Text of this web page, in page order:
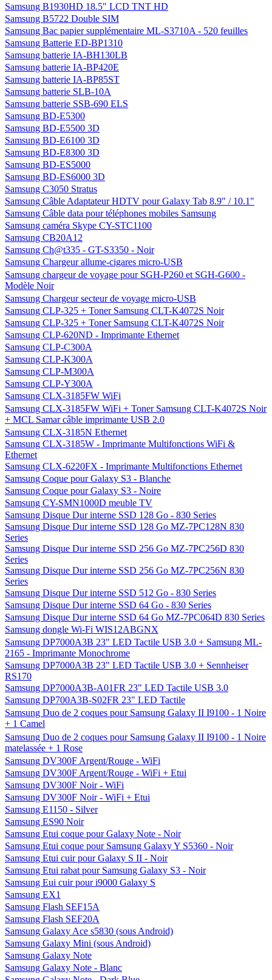
Muvit Sticker Carbone pour Samsung I9100
Muvit Sticker Drapeau pour Samsung I9100 - I Love Ibiza
Muvit Sticker Drapeau pour Samsung I9100 - I Love London
Muvit Sticker Drapeau pour Samsung I9100 - I Love New-York
Muvit Sticker Drapeau pour Samsung I9100 - I Love Paris
Muvit Sticker Drapeau pour Samsung I9100 - I Love Tokyo
Muvit Sticker Drapeau pour Samsung I9100 - United Kingdom
Muvit Sticker Drapeau pour Samsung I9100 - USA
QDOS Coque Cubic pour Samsung Galaxy II I9100
QDOS Coque Steel 4 pour Samsung Galaxy S II
Samsung 305U1A 11,6" LED
Samsung 305U1A 11,6" LED + Office Famille et Etudiant 2010 1
poste
Samsung B1930HD 18.5" LCD TNT HD
Samsung B5722 Double SIM
Samsung Bac papier supplémentaire ML-S3710A - 520 feuilles
Samsung Batterie ED-BP1310
Samsung batterie IA-BH130LB
Samsung batterie IA-BP420E
Samsung batterie IA-BP85ST
Samsung batterie SLB-10A
Samsung batterie SSB-690 ELS
Samsung BD-E5300
Samsung BD-E5500 3D
Samsung BD-E6100 3D
Samsung BD-E8300 3D
Samsung BD-ES5000
Samsung BD-ES6000 3D
Samsung C3050 Stratus
Samsung Câble Adaptateur HDTV pour Galaxy Tab 8.9" / 10.1"
Samsung Câble data pour téléphones mobiles Samsung
Samsung caméra Skype CY-STC1100
Samsung CB20A12
Samsung Ch@t335 - GT-S3350 - Noir
Samsung Chargeur allume-cigares micro-USB
Samsung chargeur de voyage pour SGH-P260 et SGH-G600 -
Modèle Noir
Samsung Chargeur secteur de voyage micro-USB
Samsung CLP-325 + Toner Samsung CLT-K4072S Noir
Samsung CLP-325 + Toner Samsung CLT-K4072S Noir
Samsung CLP-620ND - Imprimante Ethernet
Samsung CLP-C300A
Samsung CLP-K300A
Samsung CLP-M300A
Samsung CLP-Y300A
Samsung CLX-3185FW WiFi
Samsung CLX-3185FW WiFi + Toner Samsung CLT-K4072S Noir
+ MCL Samar câble imprimante USB 2.0
Samsung CLX-3185N Ethernet
Samsung CLX-3185W - Imprimante Multifonctions WiFi &
Ethernet
Samsung CLX-6220FX - Imprimante Multifonctions Ethernet
Samsung Coque pour Galaxy S3 - Blanche
Samsung Coque pour Galaxy S3 - Noire
Samsung CY-SMN1000D meuble TV
Samsung Disque Dur interne SSD 128 Go - 830 Series
Samsung Disque Dur interne SSD 128 Go MZ-7PC128N 830
Series
Samsung Disque Dur interne SSD 256 Go MZ-7PC256D 830
Series
Samsung Disque Dur interne SSD 256 Go MZ-7PC256N 830
Series
Samsung Disque Dur interne SSD 512 Go - 830 Series
Samsung Disque Dur interne SSD 64 Go - 830 Series
Samsung Disque Dur interne SSD 64 Go MZ-7PC064D 830 Series
Samsung dongle Wi-Fi WIS12ABGNX
Samsung DP7000A3B 23" LED Tactile USB 3.0 + Samsung ML-
2165 - Imprimante Monochrome
Samsung DP7000A3B 23" LED Tactile USB 3.0 + Sennheiser
RS170
Samsung DP7000A3B-A01FR 23" LED Tactile USB 3.0
Samsung DP700A3B-S02FR 23" LED Tactile
Samsung Duo de 2 coques pour Samsung Galaxy II I9100 - 1 Noire
+ 1 Camel
Samsung Duo de 2 coques pour Samsung Galaxy II I9100 - 1 Noire
matelassée + 1 Rose
Samsung DV300F Argent/Rouge - WiFi
Samsung DV300F Argent/Rouge - WiFi + Etui
Samsung DV300F Noir - WiFi
Samsung DV300F Noir - WiFi + Etui
Samsung E1150 - Silver
Samsung ES90 Noir